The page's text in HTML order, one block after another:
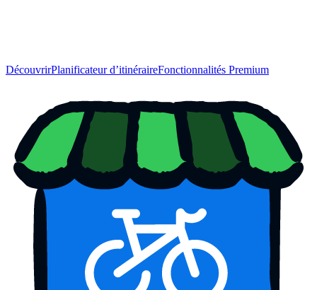
DécouvrirPlanificateur d’itinéraireFonctionnalités Premium